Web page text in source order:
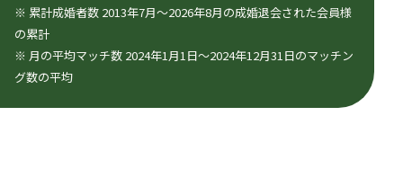
※ 累計成婚者数 2013年7月〜2026年8月の成婚退会された会員様
の累計
※ 月の平均マッチ数 2024年1月1日〜2024年12月31日のマッチン
グ数の平均